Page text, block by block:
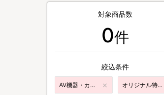
対象商品数
0件
絞込条件
AV機器・カメラ・パソコン オリジナル特典付き